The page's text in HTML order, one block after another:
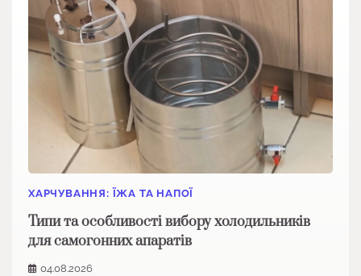
ХАРЧУВАННЯ: ЇЖА ТА НАПОЇ
Типи та особливості вибору холодильників
для самогонних апаратів
04.08.2026